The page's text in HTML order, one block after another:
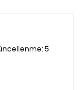
5